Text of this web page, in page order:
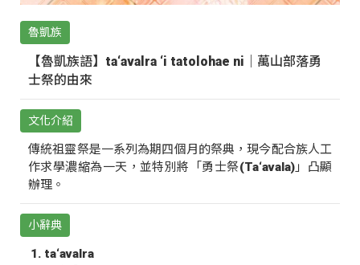
魯凱族
【魯凱族語】ta‘avalra ‘i tatolohae ni｜萬山部落勇
士祭的由來
文化介紹
傳統祖靈祭是一系列為期四個月的祭典，現今配合族人工
作求學濃縮為一天，並特別將「勇士祭(Ta‘avala)」凸顯
辦理。
小辭典
ta‘avalra